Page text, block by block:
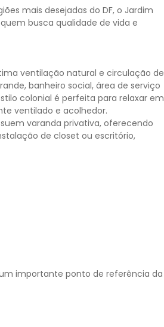
mais desejadas do DF, o Jardim
busca qualidade de vida e
ventilação natural e circulação de
banheiro social, área de serviço
colonial é perfeita para relaxar em
ventilado e acolhedor.
varanda privativa, oferecendo
de closet ou escritório,
importante ponto de referência da